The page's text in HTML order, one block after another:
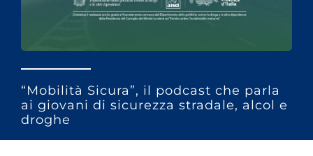
“Mobilità Sicura”, il podcast che parla
ai giovani di sicurezza stradale, alcol e
droghe